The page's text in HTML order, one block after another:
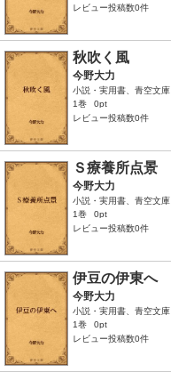
レビュー投稿数0件
秋吹く風
今野大力
小説・実用書、青空文庫
1巻
0pt
レビュー投稿数0件
Ｓ療養所点景
今野大力
小説・実用書、青空文庫
1巻
0pt
レビュー投稿数0件
伊豆の伊東へ
今野大力
小説・実用書、青空文庫
1巻
0pt
レビュー投稿数0件